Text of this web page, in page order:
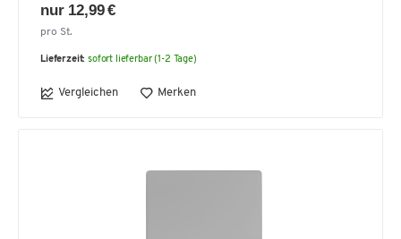
nur 12,99 €
pro St.
Lieferzeit: sofort lieferbar (1-2 Tage)
Vergleichen Merken